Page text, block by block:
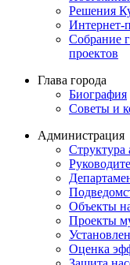
Решения
Интернет-
Собрание
проектов
Глава города
Биография
Советы и
Администрация
Структура
Объекты
Проекты
Оценка